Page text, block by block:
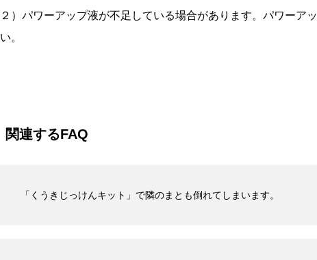
２）パワーアップ液が不足している場合があります。パワーア
い。
関連するFAQ
「くうきじっけんキット」で隣のまとも倒れてしまいます。